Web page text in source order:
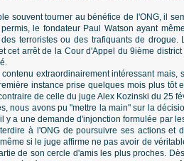
souvent tourner au bénéfice de l'ONG, il
le fondateur Paul Watson ayant
terroristes ou des trafiquants de
cet arrêt de la Cour d'Appel du 9ième
extraordinairement intéressant
instance prise quelques mois plus
de celle du juge Alex Kozinski du 25
nous avons pu "mettre la main" sur la
y a une demande d'injonction formulée par
à l'ONG de poursuivre ses actions et
si le juge affirme ne pas avoir de
de son cercle d'amis les plus proches.